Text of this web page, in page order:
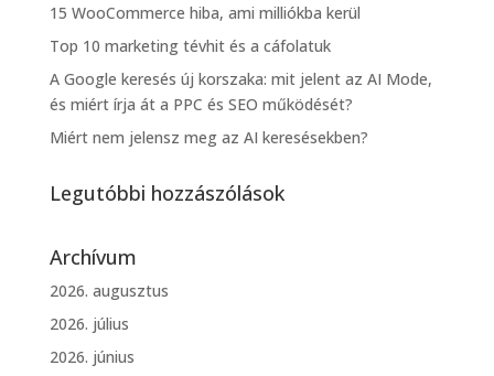
15 WooCommerce hiba, ami milliókba kerül
Top 10 marketing tévhit és a cáfolatuk
A Google keresés új korszaka: mit jelent az AI Mode,
és miért írja át a PPC és SEO működését?
Miért nem jelensz meg az AI keresésekben?
Legutóbbi hozzászólások
Archívum
2026. augusztus
2026. július
2026. június